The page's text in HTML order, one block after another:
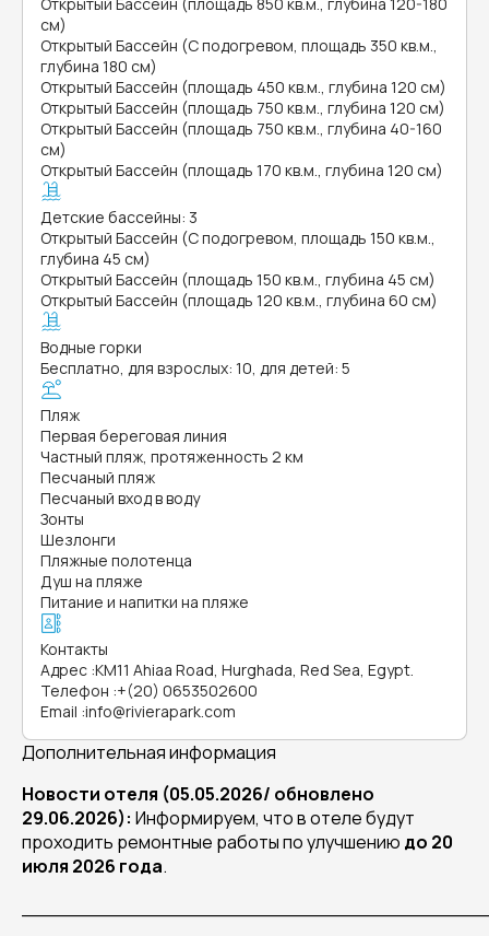
см)
Открытый Бассейн (С подогревом, площадь 350 кв.м.,
глубина 180 см)
Открытый Бассейн (площадь 450 кв.м., глубина 120 см)
Открытый Бассейн (площадь 750 кв.м., глубина 120 см)
Открытый Бассейн (площадь 750 кв.м., глубина 40-160
см)
Открытый Бассейн (площадь 170 кв.м., глубина 120 см)
Детские бассейны: 3
Открытый Бассейн (С подогревом, площадь 150 кв.м.,
глубина 45 см)
Открытый Бассейн (площадь 150 кв.м., глубина 45 см)
Открытый Бассейн (площадь 120 кв.м., глубина 60 см)
Водные горки
Бесплатно, для взрослых: 10, для детей: 5
Пляж
Первая береговая линия
Частный пляж, протяженность 2 км
Песчаный пляж
Песчаный вход в воду
Зонты
Шезлонги
Пляжные полотенца
Душ на пляже
Питание и напитки на пляже
Контакты
Адрес :KM11 Ahiaa Road, Hurghada, Red Sea, Egypt.
Телефон :+(20) 0653502600
Email :info@rivierapark.com
Дополнительная информация
Новости отеля (05.05.2026/ обновлено
29.06.2026): Информируем, что в отеле будут
проходить ремонтные работы по улучшению до 20
июля 2026 года.